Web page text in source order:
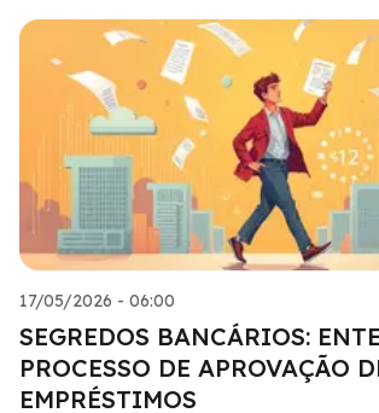
17/05/2026 - 06:00
SEGREDOS BANCÁRIOS:
PROCESSO DE APROVAÇÃO
EMPRÉSTIMOS